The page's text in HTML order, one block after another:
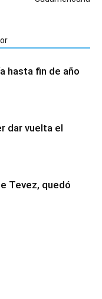
hasta fin de año
dar vuelta el
Tevez, quedó